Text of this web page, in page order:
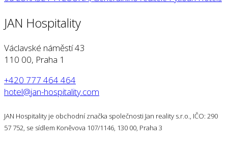
JAN Hospitality
Václavské náměstí 43
110 00, Praha 1
+420 777 464 464
hotel@jan-hospitality.com
JAN Hospitality je obchodní značka společnosti Jan reality s.r.o., IČO: 290
57 752, se sídlem Koněvova 107/1146, 130 00, Praha 3